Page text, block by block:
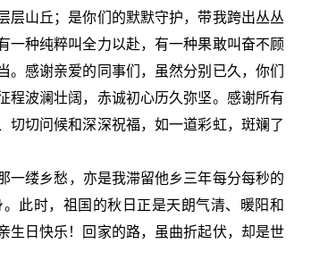
层山丘；是你们的默默守护，带我跨出丛丛
一种纯粹叫全力以赴，有一种果敢叫奋不顾
感谢亲爱的同事们，虽然分别已久，你们
程波澜壮阔，赤诚初心历久弥坚。感谢所有
切切问候和深深祝福，如一道彩虹，斑斓了
一缕乡愁，亦是我滞留他乡三年每分每秒的
此时，祖国的秋日正是天朗气清、暖阳和
生日快乐！回家的路，虽曲折起伏，却是世